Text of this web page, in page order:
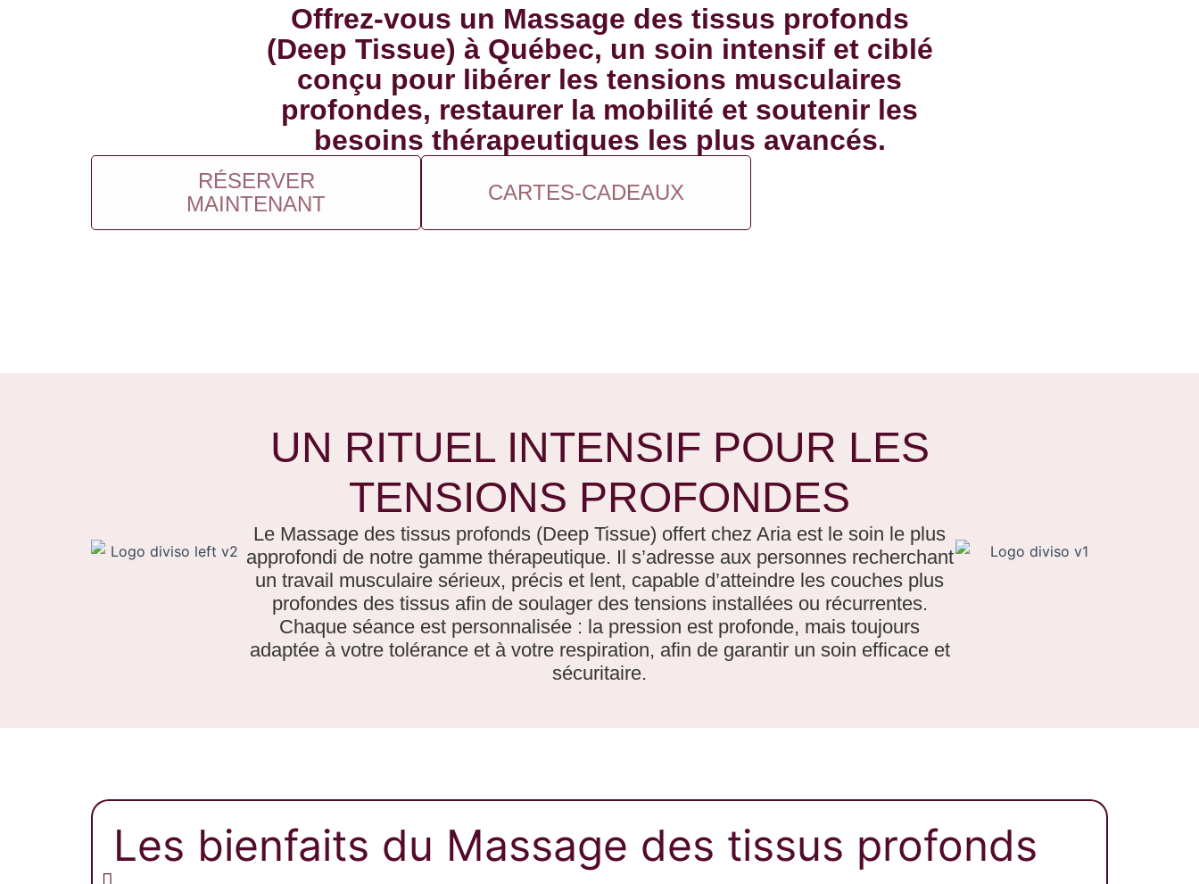
Offrez-vous un Massage des tissus profonds
(Deep Tissue) à Québec, un soin intensif et ciblé
conçu pour libérer les tensions musculaires
profondes, restaurer la mobilité et soutenir les
besoins thérapeutiques les plus avancés.
RÉSERVER
MAINTENANT
CARTES-CADEAUX
UN RITUEL INTENSIF POUR LES
TENSIONS PROFONDES
Le Massage des tissus profonds (Deep Tissue) offert chez Aria est le soin le plus
approfondi de notre gamme thérapeutique. Il s’adresse aux personnes recherchant
un travail musculaire sérieux, précis et lent, capable d’atteindre les couches plus
profondes des tissus afin de soulager des tensions installées ou récurrentes.
Chaque séance est personnalisée : la pression est profonde, mais toujours
adaptée à votre tolérance et à votre respiration, afin de garantir un soin efficace et
sécuritaire.
Les bienfaits du Massage des tissus profonds